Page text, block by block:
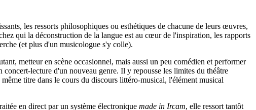
les ressorts philosophiques ou esthétiques de chacune de leurs œuvres,
qui la déconstruction de la langue est au cœur de l'inspiration, les rapports
(et plus d'un musicologue s'y colle).
metteur en scène occasionnel, mais aussi un peu comédien et performer
concert-lecture d'un nouveau genre. Il y repousse les limites du théâtre
titre dans le cours du discours littéro-musical, l'élément musical
en direct par un système électronique made in Ircam, elle ressort tantôt